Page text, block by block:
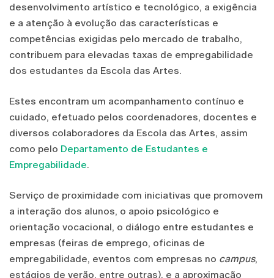
desenvolvimento artístico e tecnológico, a exigência
e a atenção à evolução das características e
competências exigidas pelo mercado de trabalho,
contribuem para elevadas taxas de empregabilidade
dos estudantes da Escola das Artes.
Estes encontram um acompanhamento contínuo e
cuidado, efetuado pelos coordenadores, docentes e
diversos colaboradores da Escola das Artes, assim
como pelo Departamento de Estudantes e
Empregabilidade.
Serviço de proximidade com iniciativas que promovem
a interação dos alunos, o apoio psicológico e
orientação vocacional, o diálogo entre estudantes e
empresas (feiras de emprego, oficinas de
empregabilidade, eventos com empresas no campus,
estágios de verão, entre outras), e a aproximação